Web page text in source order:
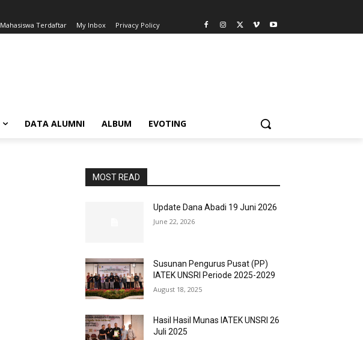
Mahasiswa Terdaftar My Inbox Privacy Policy
DATA ALUMNI ALBUM EVOTING
MOST READ
Update Dana Abadi 19 Juni 2026
June 22, 2026
Susunan Pengurus Pusat (PP)
IATEK UNSRI Periode 2025-2029
August 18, 2025
Hasil Hasil Munas IATEK UNSRI 26
Juli 2025